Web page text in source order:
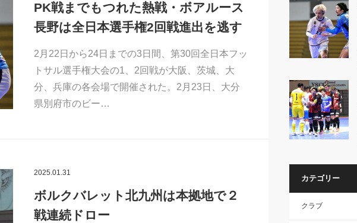
PK戦までもつれた熱戦・ボアルース
長野は全日本選手権2回戦進出を逃す
2月22日から24日までの3日間、第30回全日本フッ
トサル選手権大会の1、2回戦が大阪、茨城、大
分、兵庫の各会場で開催された。2月23日、大分
県別府市のビー…
2025.01.31
ボルクバレット北九州は本拠地で２
戦連続ドロー
カテゴリー
クラブ